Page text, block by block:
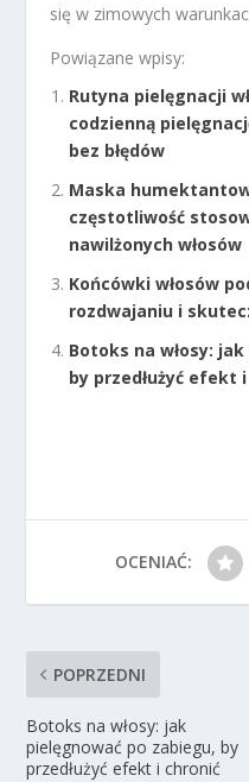
się w zimowych
Powiązane wpisy:
Rutyna pielęgnacji
codzienną
bez błędów
Maska
częstotliwość
nawilżonych włosów
Końcówki włosów
rozdwajaniu i
Botoks na włosy:
by przedłużyć efekt
OCENIAĆ:
POPRZEDNI
Botoks na włosy: jak
pielęgnować po zabiegu, by
przedłużyć efekt i chronić